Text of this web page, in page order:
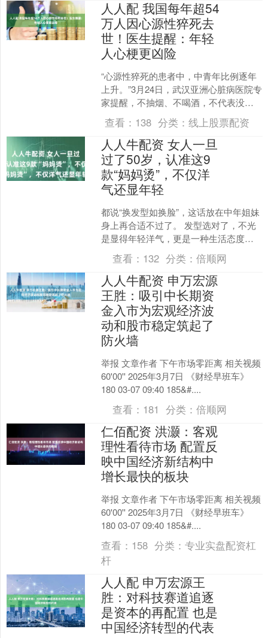
人人配 我国每年超54
万人因心源性猝死去
世！医生提醒：年轻
人心梗更凶险
“心源性猝死的患者中，中青年比例逐年
上升。”3月24日，武汉亚洲心脏病医院专
家提醒，不抽烟、不喝酒，不代表没有
心脏疾病，若存在的隐匿性心脏问题被
诱发，可能导致心....
查看： 138 分类： 线上股票配资
人人牛配资 女人一旦
过了50岁，认准这9
款“妈妈烫”，不仅洋
气还显年轻
都说“换发型如换脸”，这话放在中年姐妹
身上再合适不过了。 发型选对了，不光
是显得年轻洋气，更是一种生活态度的
表达——灵动、优雅、从容。而选错
了，则容易显老又土气....
查看： 132 分类： 倍顺网
人人牛配资 申万宏源
王胜：吸引中长期资
金入市为宏观经济波
动和股市稳定筑起了
防火墙
举报 文章作者 下午市场零距离 相关视频
60'00'' 2025年3月7日 《财经早班车》
180 03-07 09:40 185&#....
查看： 181 分类： 倍顺网
仁佰配资 洪灏：客观
理性看待市场 配置反
映中国经济新结构中
增长最快的板块
举报 文章作者 下午市场零距离 相关视频
60'00'' 2025年3月7日 《财经早班车》
180 03-07 09:40 185&#....
查看： 158 分类：专业实盘配资杠
杆
人人配 申万宏源王
胜：对科技赛道追逐
是资本的再配置 也是
中国经济转型的代表